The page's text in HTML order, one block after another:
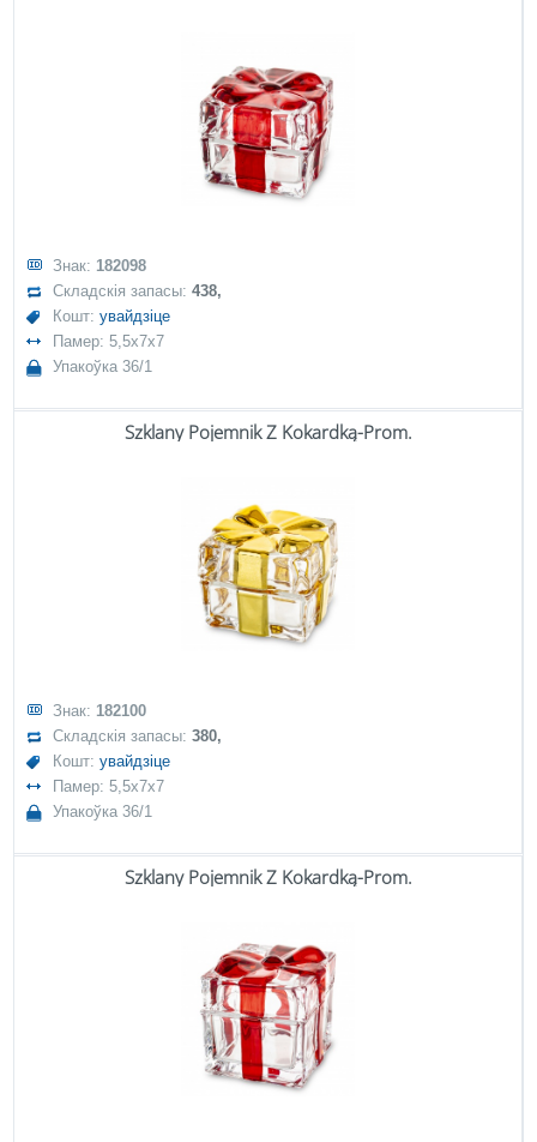
Знак: 182098
Складскія запасы:438,
Кошт:увайдзіце
Памер: 5,5x7x7
Упакоўка 36/1
Szklany Pojemnik Z Kokardką-Prom.
Знак: 182100
Складскія запасы:380,
Кошт:увайдзіце
Памер: 5,5x7x7
Упакоўка 36/1
Szklany Pojemnik Z Kokardką-Prom.